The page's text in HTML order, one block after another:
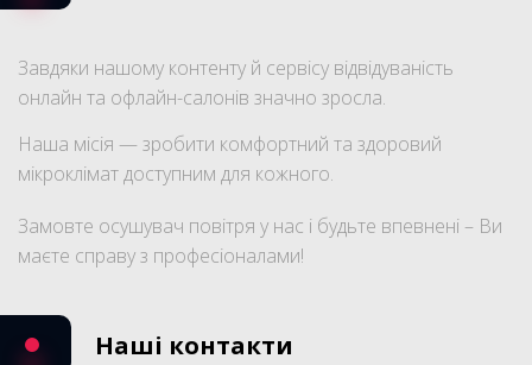
Завдяки нашому контенту й сервісу відвідуваність
онлайн та офлайн-салонів значно зросла.
Наша місія — зробити комфортний та здоровий
мікроклімат доступним для кожного.
Замовте осушувач повітря у нас і будьте впевнені – Ви
маєте справу з професіоналами!
Наші контакти